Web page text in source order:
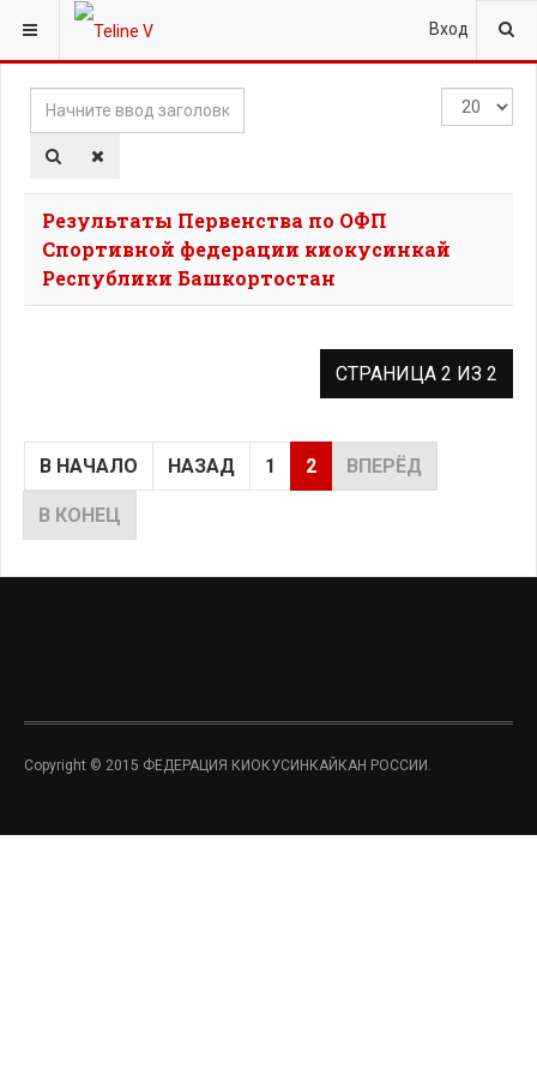
Вход
ВЫ ЗДЕСЬ: ГЛАВНАЯ РЕСПУБЛИКА БАШКОРТОСТАН
Начните
ввод
заголовка
Кол-
во
Результаты Первенства по ОФП
Спортивной федерации киокусинкай
Республики Башкортостан
СТРАНИЦА 2 ИЗ 2
В НАЧАЛО НАЗАД 1 2 ВПЕРЁД
В КОНЕЦ
Copyright © 2015 ФЕДЕРАЦИЯ КИОКУСИНКАЙКАН РОССИИ.